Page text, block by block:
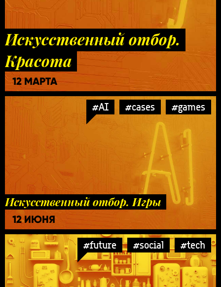
Искусственный отбор.
Красота
12 МАРТА
#AI #cases #games
Искусственный отбор. Игры
12 ИЮНЯ
#future #social #tech